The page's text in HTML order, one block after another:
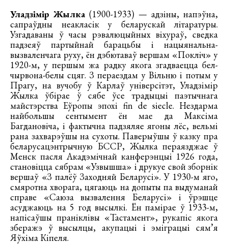
Уладзімір Жылка(1900-1933) — адзіны, напэўна,
сапраўдны неакласік у беларускай літаратуры.
Узгадаваны ў часы рэвалюцыйных віхураў, сведка
падзеяў партыйнай барацьбы і нацыянальна-
вызваленчага руху, ён дэбютаваў вершам «Покліч» у
1920-м, у першым жа радку якога згадваецца бел-
чырвона-белы сцяг. З пераездам у Вільню і потым у
Прагу, на вучобу ў Карлаў універсітэт, Уладзімір
Жылка ўбірае ў сябе ўсе традыцыі паэтычнага
майстэрства Еўропы эпохі fin de siecle. Нездарма
найбольшы сентымент ён мае да Максіма
Багдановіча, і фактычна падзяляе ягоны лёс, вельмі
рана захварэўшы на сухоты. Паверыўшы ў казку пра
беларусацэнтрычную БССР, Жылка пераязджае ў
Менск пасля Акадэмічнай канферэнцыі 1926 года,
становіцца сябрам «Узвышша» і друкуе свой зборнік
вершаў «З палёў Заходняй Беларусі». У 1930-м яго,
смяротна хворага, цягаюць на допыты па выдуманай
справе «Саюза вызвалення Беларусі» і ўрэшце
асуджаюць на 5 год высылкі. Ён памірае ў 1933-м,
напісаўшы праніклівы «Тастамент», рукапіс якога
зберажэ ў высылцы, акупацыі і эміграцыі сям’я
Яўхіма Кіпеля.